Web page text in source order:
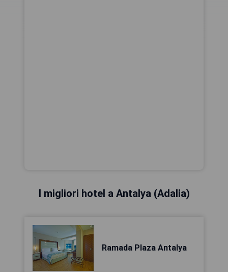
I migliori hotel a Antalya (Adalia)
Ramada Plaza Antalya